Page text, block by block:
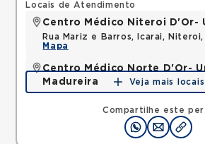
Compartilhe este
Locais de Atendimento
Centro Médico Niteroi D'Or-
Rua Mariz e Barros, Icarai, Niteroi,
Mapa
Centro Médico Norte D'Or-
Madureira
Rua Soares Caldeira, Madureira,
Mapa
Veja mais locais